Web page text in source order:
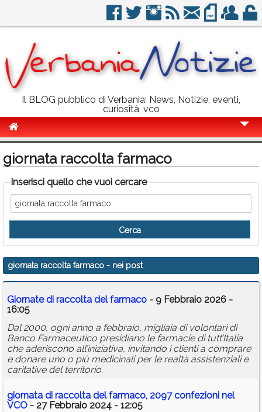
Il BLOG pubblico di Verbania: News, Notizie, eventi,
curiosità, vco
Politica
Sport
Eventi
Info Utili
Rubriche
Calendario
Annunci
giornata raccolta farmaco
Inserisci quello che vuoi cercare
giornata raccolta farmaco - nei post
Giornate di raccolta delfarmaco - 9 Febbraio 2026 -
16:05
Dal 2000, ogni anno a febbraio, migliaia di volontari di
Banco Farmaceutico presidiano le farmacie di tutt’Italia
che aderiscono all’iniziativa, invitando i clienti a comprare
e donare uno o più medicinali per le realtà assistenziali e
caritative del territorio.
giornata di raccolta delfarmaco, 2097 confezioni nel
VCO - 27 Febbraio 2024 - 12:05